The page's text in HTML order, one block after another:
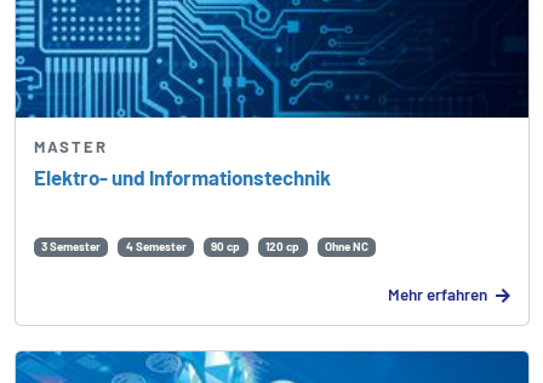
Elektro- und Informations­technik
MASTER
3 Semester 4 Semester 90 cp 120 cp Ohne NC
Mehr erfahren